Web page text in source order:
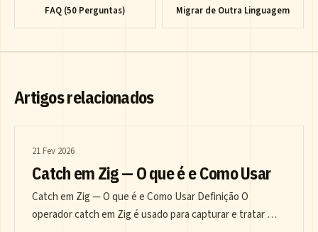
FAQ (50 Perguntas) Migrar de Outra Linguagem
Artigos relacionados
21 Fev 2026
Catch em Zig — O que é e Como Usar
Catch em Zig — O que é e Como Usar Definição O
operador catch em Zig é usado para capturar e tratar …